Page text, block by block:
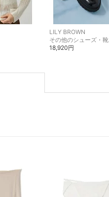
LILY BROWN
その他のシューズ・靴
18,920円